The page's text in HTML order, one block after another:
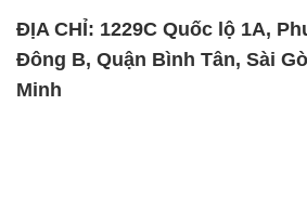
ĐỊA CHỈ: 1229C Quốc lộ 1A,
Đông B, Quận Bình Tân, Sài
Minh